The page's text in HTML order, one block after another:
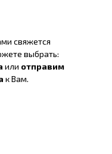
свяжется
выбрать:
или отправим
к Вам.